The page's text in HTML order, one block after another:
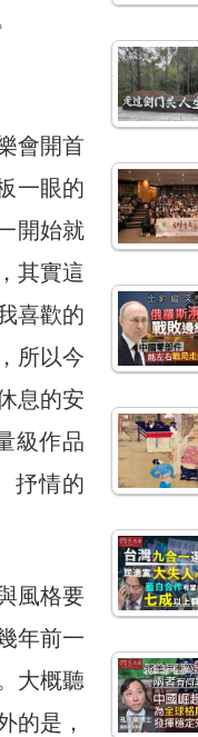
會開首
一眼的
開始就
其實這
喜歡的
所以今
息的安
級作品
抒情的
風格要
年前一
大概聽
的是，